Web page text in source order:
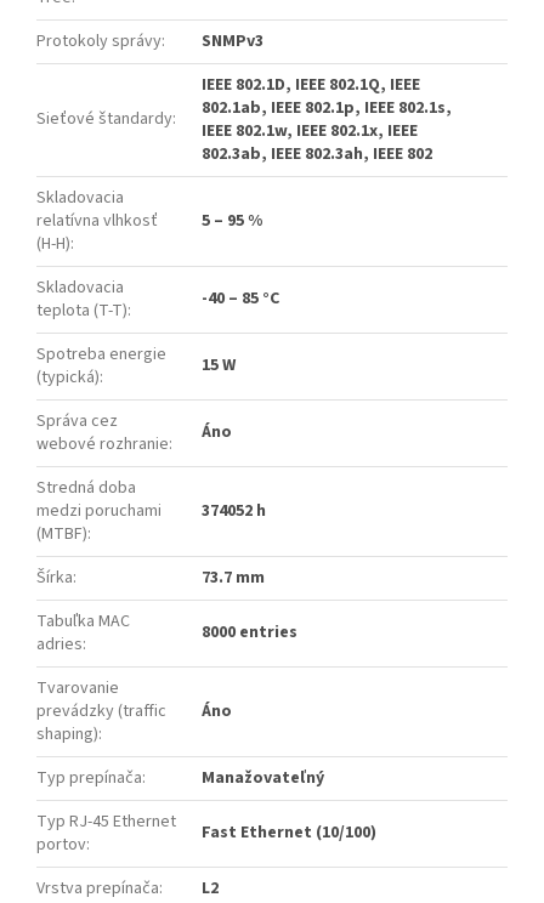
Protokoly správy: SNMPv3
Sieťové štandardy:
IEEE 802.1D, IEEE 802.1Q, IEEE
802.1ab, IEEE 802.1p, IEEE 802.1s,
IEEE 802.1w, IEEE 802.1x, IEEE
802.3ab, IEEE 802.3ah, IEEE 802
Skladovacia
relatívna vlhkosť
(H-H):
5 – 95 %
Skladovacia
teplota (T-T): -40 – 85 °C
Spotreba energie
(typická): 15 W
Správa cez
webové rozhranie: Áno
Stredná doba
medzi poruchami
(MTBF):
374052 h
Šírka:
73.7 mm
Tabuľka MAC
adries: 8000 entries
Tvarovanie
prevádzky (traffic
shaping):
Áno
Typ prepínača:
Manažovateľný
Typ RJ-45 Ethernet
portov: Fast Ethernet (10/100)
Vrstva prepínača:
L2